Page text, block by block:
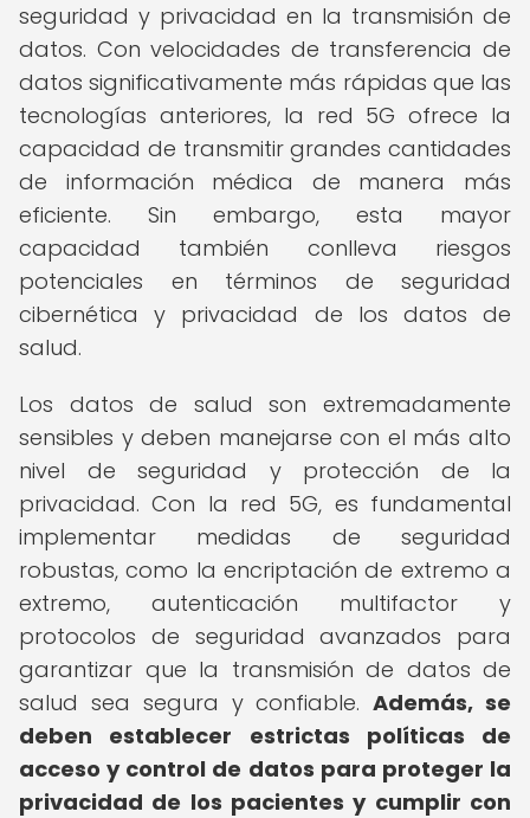
seguridad y privacidad en la transmisión de
datos. Con velocidades de transferencia de
datos significativamente más rápidas que las
tecnologías anteriores, la red 5G ofrece la
capacidad de transmitir grandes cantidades
de información médica de manera más
eficiente. Sin embargo, esta mayor
capacidad también conlleva riesgos
potenciales en términos de seguridad
cibernética y privacidad de los datos de
salud.
Los datos de salud son extremadamente
sensibles y deben manejarse con el más alto
nivel de seguridad y protección de la
privacidad. Con la red 5G, es fundamental
implementar medidas de seguridad
robustas, como la encriptación de extremo a
extremo, autenticación multifactor y
protocolos de seguridad avanzados para
garantizar que la transmisión de datos de
salud sea segura y confiable.Además, se
deben establecer estrictas políticas de
acceso y control de datos para proteger la
privacidad de los pacientes y cumplir con